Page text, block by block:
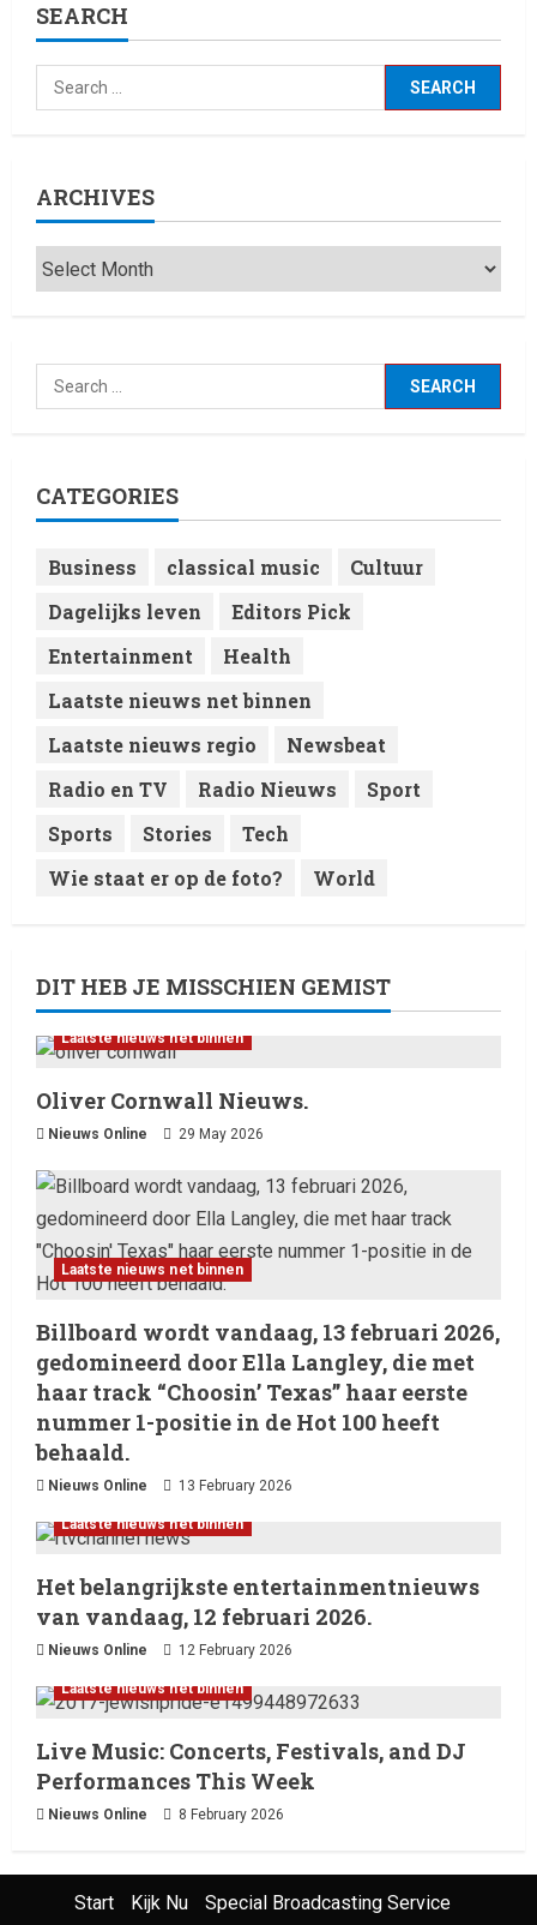
SEARCH
ARCHIVES
CATEGORIES
Business classical music
Cultuur
Dagelijks leven
Editors Pick
Entertainment
Health
Laatste nieuws net binnen
Laatste nieuws regio
Newsbeat
Radio en TV
Radio Nieuws
Sport
Sports
Stories
Tech
Wie staat er op de foto?
World
DIT HEB JE MISSCHIEN GEMIST
Laatste nieuws net binnen
Oliver Cornwall Nieuws.
Nieuws Online 29 May 2026
Laatste nieuws net binnen
Billboard wordt vandaag, 13 februari 2026,
gedomineerd door Ella Langley, die met
haar track “Choosin’ Texas” haar eerste
nummer 1-positie in de Hot 100 heeft
behaald.
Nieuws Online 13 February 2026
Laatste nieuws net binnen
Het belangrijkste entertainmentnieuws
van vandaag, 12 februari 2026.
Nieuws Online 12 February 2026
Laatste nieuws net binnen
Live Music: Concerts, Festivals, and DJ
Performances This Week
Nieuws Online 8 February 2026
Start Kijk Nu
Special Broadcasting Service